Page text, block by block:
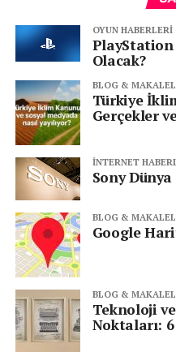
OYUN HABERLERI
PlayStation
Olacak?
BLOG &
Türkiye
Gerçekler
İNTERNET
Sony
BLOG &
Google
BLOG &
Teknoloji
Noktaları: